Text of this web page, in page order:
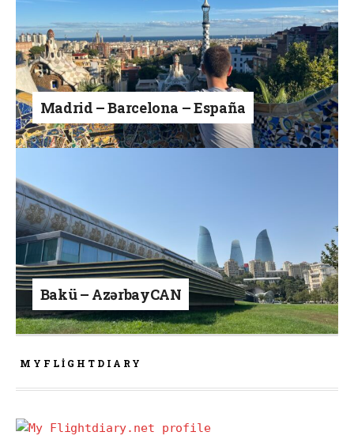
Madrid – Barcelona – España
Bakü – AzərbayCAN
MYFLIGHTDIARY